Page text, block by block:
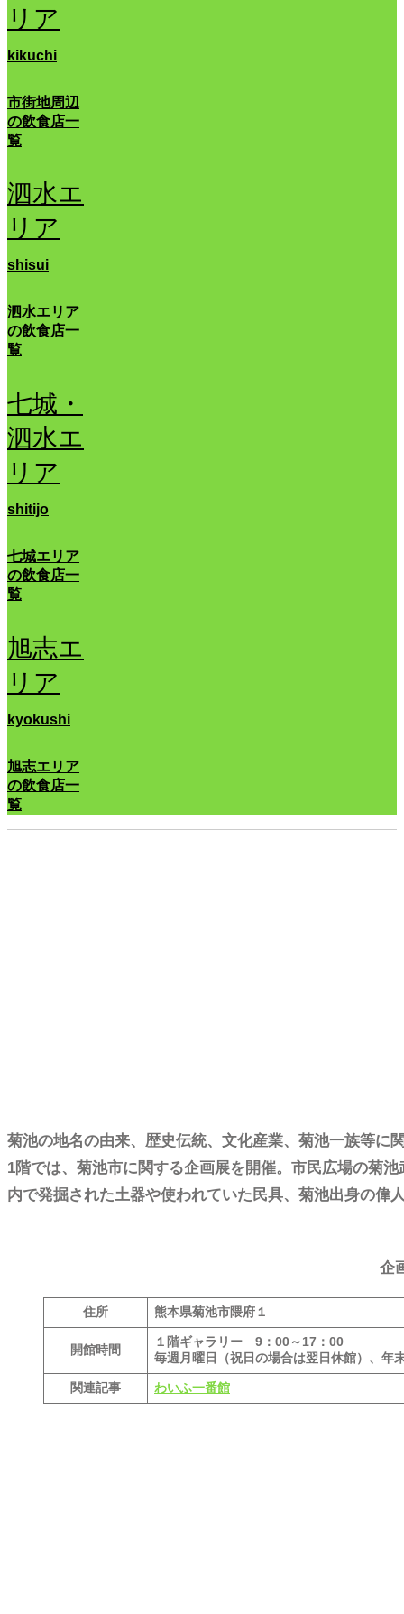
リア
kikuchi
市街地周辺
の飲食店一
覧
泗水エ
リア
shisui
泗水エリア
の飲食店一
覧
七城・
泗水エ
リア
shitijo
七城エリア
の飲食店一
覧
旭志エ
リア
kyokushi
旭志エリア
の飲食店一
覧
菊池の地名の由来、歴史伝統、文化産業、菊池一族等に
1階では、菊池市に関する企画展を開催。市民広場の菊
内で発掘された土器や使われていた民具、菊池出身の偉
企
住所 熊本県菊池市隈府１
開館時間
１階ギャラリー 9：00～17：00
毎週月曜日（祝日の場合は翌日休館）、年
関連記事 わいふ一番館